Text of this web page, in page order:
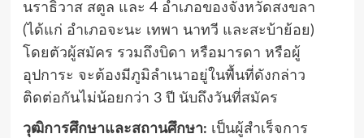
นราธิวาส สตูล และ 4 อำเภอของจังหวัดสงขลา
(ได้แก่ อำเภอจะนะ เทพา นาทวี และสะบ้าย้อย)
โดยตัวผู้สมัคร รวมถึงบิดา หรือมารดา หรือผู้
อุปการะ จะต้องมีภูมิลำเนาอยู่ในพื้นที่ดังกล่าว
ติดต่อกันไม่น้อยกว่า 3 ปี นับถึงวันที่สมัคร
วุฒิการศึกษาและสถานศึกษา: เป็นผู้สำเร็จการ